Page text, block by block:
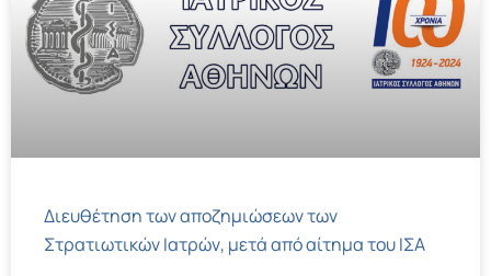
Διευθέτηση των αποζημιώσεων των
Στρατιωτικών Ιατρών, μετά από αίτημα του ΙΣΑ